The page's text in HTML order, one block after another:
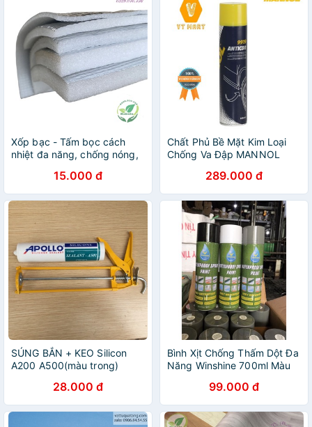
Xốp bạc - Tấm bọc cách
nhiệt đa năng, chống nóng,
1m- Dày 3ly, 5ly, 10ly tùy
chọn.
15.000 đ
Chất Phủ Bề Mặt Kim Loại
Chống Va Đập MANNOL
650ml – VT MART
289.000 đ
SÚNG BẮN + KEO Silicon
A200 A500(màu trong)
28.000 đ
Bình Xịt Chống Thấm Dột Đa
Năng Winshine 700ml Màu
Đen/Chống Thấm Mái Nhà
Mái Tôn,Nước,Tường
99.000 đ